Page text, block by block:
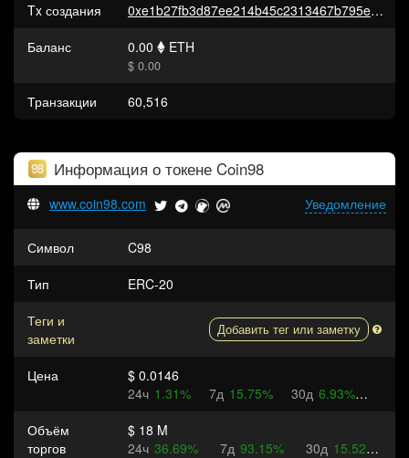
Tx создания
0xe1b27fb3d87ee214b45c2313467b795e49ce809b196e6e03fc4c3f9c26667c8b
Баланс
0.00 ETH
$ 0.00
Транзакции 60,516
Информация о токене Coin98
Уведомление
www.coin98.com
Символ
C98
Тип
ERC-20
Теги и
заметки
Добавить тег или заметку
Цена
$ 0.0146
24ч 1.31% 7д 15.75% 30д 6.93%
Объём
торгов
$ 18 M
24ч 36.69% 7д 93.15% 30д 15.52%